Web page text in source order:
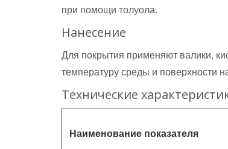
при помощи толуола.
Нанесение
Для покрытия применяют валики,
температуру среды и поверхности
Технические
Наименование показателя